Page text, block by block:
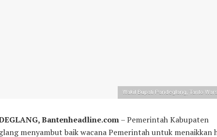
Wakil Bupati Pandeglang, Tanto
Bantenheadline.com– Pemerintah Kabupaten
menyambut baik wacana Pemerintah untuk menaikkan